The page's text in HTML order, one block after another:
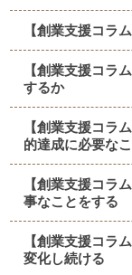
【創業支援コラ
【創業支援コラ
するか
【創業支援コラ
的達成に必要な
【創業支援コラ
事なことをする
【創業支援コラ
変化し続ける